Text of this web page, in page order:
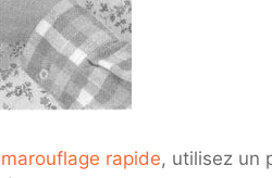
marouflage rapide, utilisez un